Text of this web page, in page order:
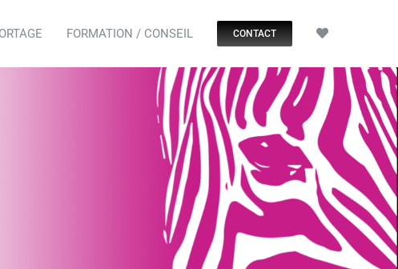
FORMATION / CONSEIL CONTACT